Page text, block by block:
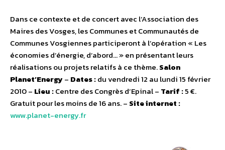
Dans ce contexte et de concert avec l’Association des
Maires des Vosges, les Communes et Communautés de
Communes Vosgiennes participeront à l’opération « Les
économies d’énergie, d’abord… » en présentant leurs
réalisations ou projets relatifs à ce thème.Salon
Planet’Energy– Dates :du vendredi 12 au lundi 15 février
2010 – Lieu :Centre des Congrès d’Epinal – Tarif :5 €.
Gratuit pour les moins de 16 ans. – Site internet :
www.planet-energy.fr